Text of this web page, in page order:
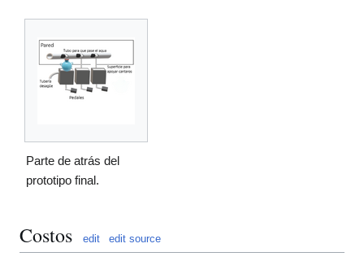
Parte de atrás del
prototipo final.
Costos edit edit source